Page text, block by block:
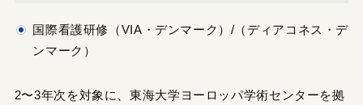
国際看護研修（VIA・デンマーク）/（ディアコネス・デ
ンマーク）
2〜3年次を対象に、東海大学ヨーロッパ学術センターを拠